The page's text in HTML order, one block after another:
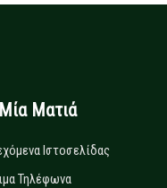
Ματιά
Ιστοσελίδας
Τηλέφωνα